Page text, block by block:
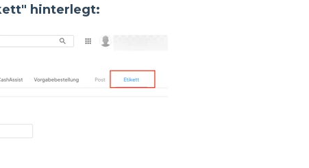
hinterlegt: